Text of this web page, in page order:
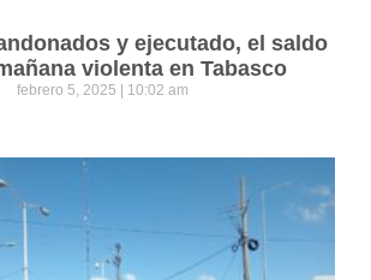
y ejecutado, el saldo
violenta en Tabasco
febrero 5, 2025 10:02 am